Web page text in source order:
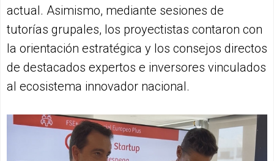
actual. Asimismo, mediante sesiones de
tutorías grupales, los proyectistas contaron con
la orientación estratégica y los consejos directos
de destacados expertos e inversores vinculados
al ecosistema innovador nacional.